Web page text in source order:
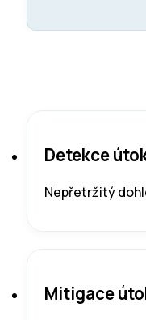
Detekce
Nepřetržitý
Mitigace